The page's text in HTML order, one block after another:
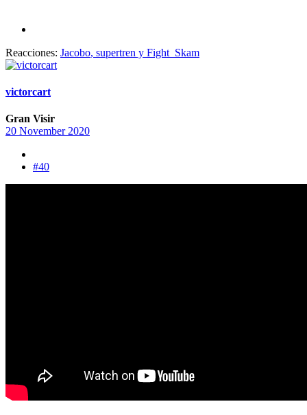
Reacciones: Jacobo, supertren y Fight_Skam
victorcart
Gran Visir
20 November 2020
#40